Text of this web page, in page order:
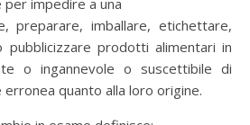
impedire a una
preparare, imballare, etichettare,
prodotti alimentari in
o ingannevole o suscettibile di
erronea quanto alla loro origine.